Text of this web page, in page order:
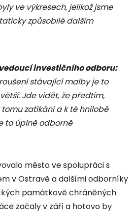
ve výkresech, jelikož jsme
způsobilé dalším
investičního odboru:
stávající malby je to
Jde vidět, že předtím,
zatíkání a k té hnilobě
to úplně odborně
město ve spolupráci s
v Ostravě a dalšími odborníky
památkově chráněných
začaly v září a hotovo by